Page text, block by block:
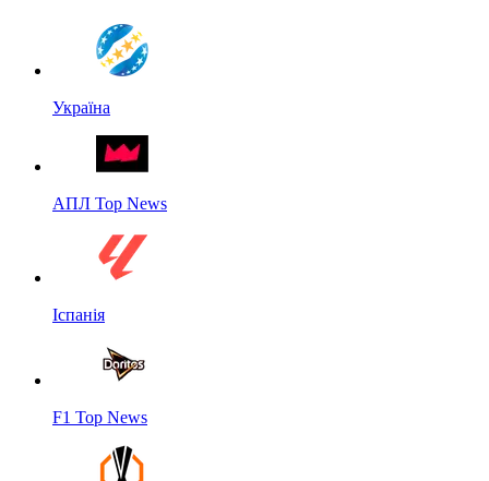
Україна
АПЛ Top News
Іспанія
F1 Top News